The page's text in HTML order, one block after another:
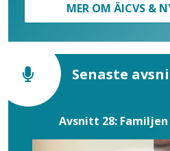
MER OM ÄICVS &
Senaste
Avsnitt 28: